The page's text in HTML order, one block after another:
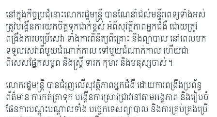
នៅក្នុងកិច្ចប្រជុំនោះលោករដ្ឋមន្រ្តី បានណែនាំដល់មន្ទីរពេទ្យទាំងអស់
ត្រូវបង្កើន​ការយកចិត្ត​ទុកដាក់ខ្ពស់ អំពីសុវត្ថិភាពអ្នកជំងឺ ដោយត្រូវ
ពង្រឹងការបម្រើសេវា ទាំងការពិនិត្យពិគ្រោះ និងព្យាបាល នៅពេលមក
ទទួលសេវាពីមួយដំណាក់កាល ទៅមួយដំណាក់កាល ហើយជា
ពិសេសផ្នែកសម្ភព និងស្រ្តី ទារក កុមារ និងមនុស្សចាស់។
លោករដ្ឋមន្រ្តី បានជំរុញលើសុវត្ថិភាពអ្នកជំងឺ ដោយការពង្រឹងប្រព័ន្ធ
ព័ត៌មាន ការកត់ត្រាទុក បង្កើនការស្រាវជ្រាវនៅតាមអង្គភាព និងរៀបចំ
ផែនការបណ្តុះបណ្តាលទាំង បច្ចេកទេសព្យាបាល និងការគ្រប់គ្រងប្រើ